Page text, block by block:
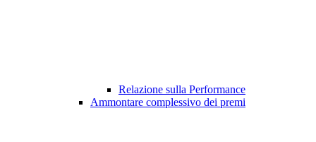
Relazione sulla Performance
Ammontare complessivo dei premi